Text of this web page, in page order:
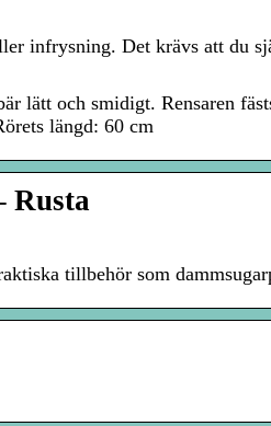
infrysning. Det krävs att du
lätt och smidigt. Rensaren
längd: 60 cm
Rusta
tillbehör som